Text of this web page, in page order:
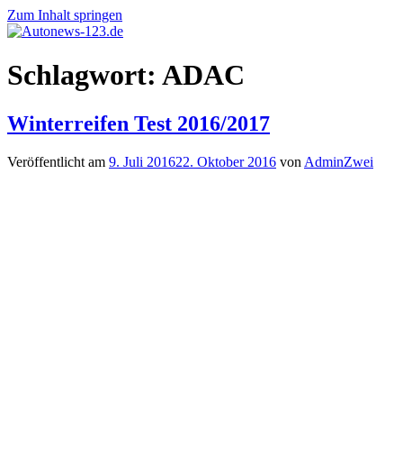
Zum Inhalt springen
Autonews-
123.de
Autonews
mit
Schlagwort: ADAC
Winterreifen Test 2016/2017
Veröffentlicht am 9. Juli 201622. Oktober 2016 von AdminZwei